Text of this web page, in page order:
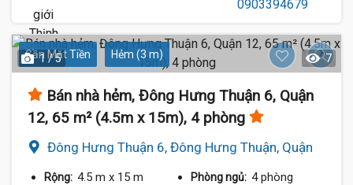
Gần Mặt Tiền Hẻm (3 m)
1 / 5 7
Bán nhà hẻm, Đông Hưng Thuận 6, Quận
12, 65 m² (4.5m x 15m), 4 phòng
Đông Hưng Thuận 6, Đông Hưng Thuận, Quận
Rộng: 4.5 m x 15 m Phòng ngủ: 4 phòng